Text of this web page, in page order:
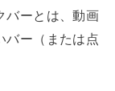
バーとは、動画
バー（または点